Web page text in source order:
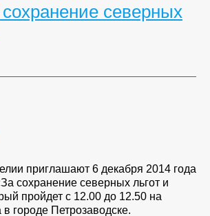
северных
приглашают 6 декабря 2014 года
сохранение северных льгот и
пройдет с 12.00 до 12.50 на
городе Петрозаводске.